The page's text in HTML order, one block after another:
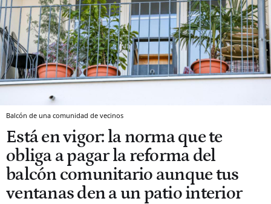
Balcón de una comunidad de vecinos
Está en vigor: la norma que te
obliga a pagar la reforma del
balcón comunitario aunque tus
ventanas den a un patio interior